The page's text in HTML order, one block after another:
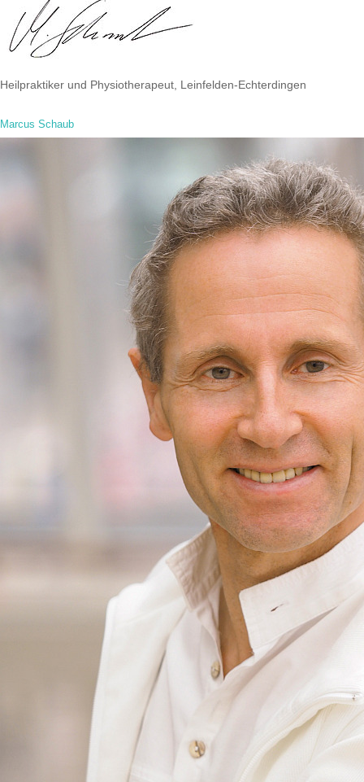
Heilpraktiker und Physiotherapeut, Leinfelden-Echterdingen
Marcus Schaub